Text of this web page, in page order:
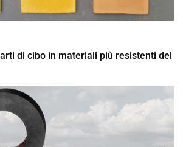
di cibo in materiali più resistenti del